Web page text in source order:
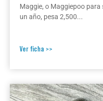
Maggie, o Maggiepoo
un año, pesa 2,500...
Ver ficha >>